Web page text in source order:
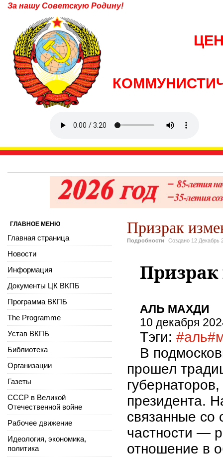
За нашу Советскую Родину!
Призрак
Подробности Создано 12 Декабрь
АЛЬ МАХДИ
10 декабря
Тэги:#аль
В
прошел
президента.
связанные со
частности —
отношение в
ГЛАВНОЕ МЕНЮ
Главная страница
Новости
Информация
Документы ЦК ВКПБ
Программа ВКПБ
The Programme
Устав ВКПБ
Библиотека
Организации
Газеты
СССР в Великой
Отечественной войне
Рабочее движение
Идеология, экономика,
политика